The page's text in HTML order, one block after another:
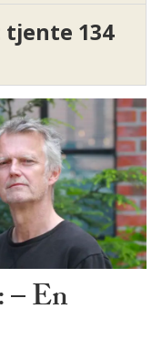
tjente 134
– En